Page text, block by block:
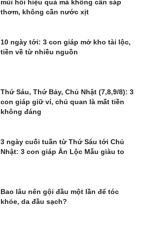
mùi hôi hiệu quả mà không cần sáp
thơm, không cần nước xịt
10 ngày tới: 3 con giáp mở kho tài lộc,
tiền về từ nhiều nguồn
Thứ Sáu, Thứ Bảy, Chủ Nhật (7,8,9/8): 3
con giáp giữ ví, chủ quan là mất tiền
không đáng
3 ngày cuối tuần từ Thứ Sáu tới Chủ
Nhật: 3 con giáp Ăn Lộc Mẫu giàu to
Bao lâu nên gội đầu một lần để tóc
khỏe, da đầu sạch?